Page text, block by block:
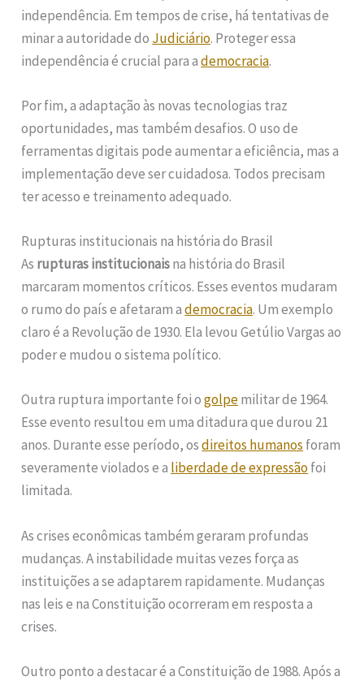
independência. Em tempos de crise, há tentativas de
minar a autoridade do Judiciário. Proteger essa
independência é crucial para ademocracia.
Por fim, a adaptação às novas tecnologias traz
oportunidades, mas também desafios. O uso de
ferramentas digitais pode aumentar a eficiência, mas a
implementação deve ser cuidadosa. Todos precisam
ter acesso e treinamento adequado.
Rupturas institucionais na história do Brasil
As rupturas institucionaisna história do Brasil
marcaram momentos críticos. Esses eventos mudaram
o rumo do país e afetaram ademocracia. Um exemplo
claro é a Revolução de 1930. Ela levou Getúlio Vargas ao
poder e mudou o sistema político.
Outra ruptura importante foi ogolpemilitar de 1964.
Esse evento resultou em uma ditadura que durou 21
anos. Durante esse período, osdireitos humanos foram
severamente violados e a liberdade de expressãofoi
limitada.
As crises econômicas também geraram profundas
mudanças. A instabilidade muitas vezes força as
instituições a se adaptarem rapidamente. Mudanças
nas leis e na Constituição ocorreram em resposta a
crises.
Outro ponto a destacar é a Constituição de 1988. Após a